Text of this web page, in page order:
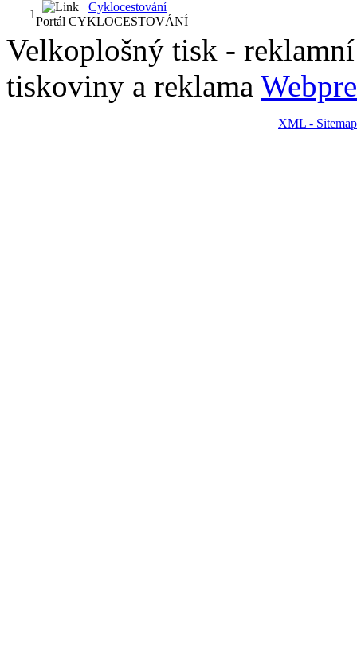
1
Cyklocestování
Portál CYKLOCESTOVÁNÍ
Velkoplošný tisk -
tiskoviny a reklama
XML - Sitemap